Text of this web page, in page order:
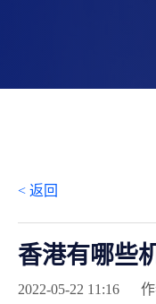
< 返回
香港有哪些
2022-05-22 11:16 作